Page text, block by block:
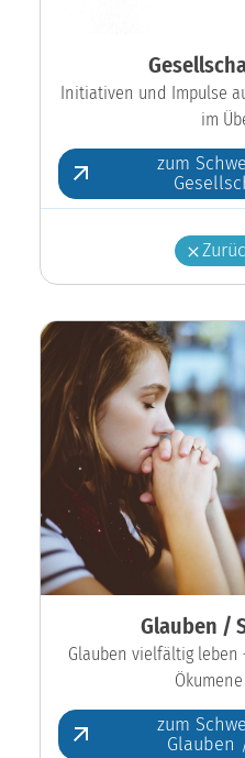
Initiativen und Impulse
im
zum
Glauben /
Glauben vielfältig
zum